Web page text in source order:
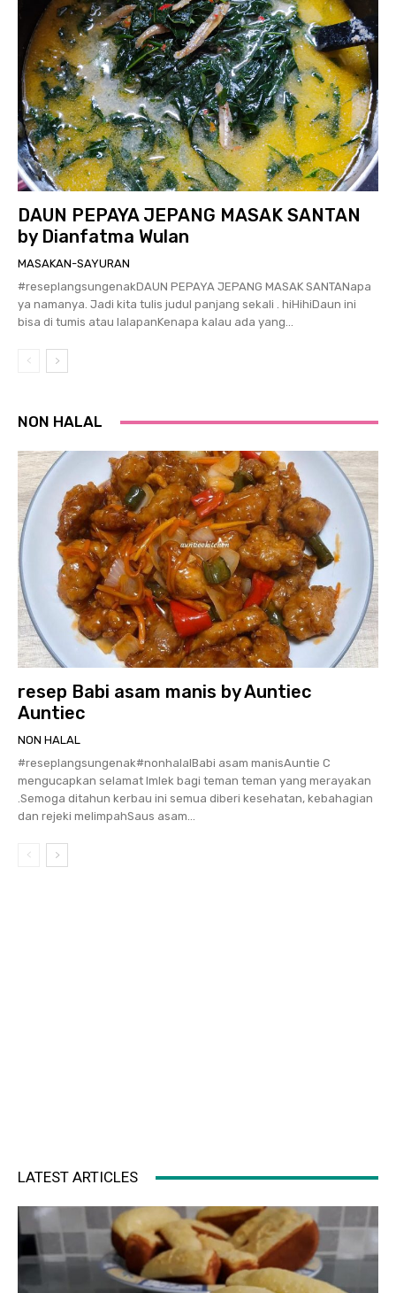
DAUN PEPAYA JEPANG MASAK SANTAN
by Dianfatma Wulan
MASAKAN-SAYURAN
#reseplangsungenakDAUN PEPAYA JEPANG MASAK SANTANapa
ya namanya. Jadi kita tulis judul panjang sekali . hiHihiDaun ini
bisa di tumis atau lalapanKenapa kalau ada yang...
NON HALAL
resep Babi asam manis by Auntiec
Auntiec
NON HALAL
#reseplangsungenak#nonhalalBabi asam manisAuntie C
mengucapkan selamat Imlek bagi teman teman yang merayakan
.Semoga ditahun kerbau ini semua diberi kesehatan, kebahagian
dan rejeki melimpahSaus asam...
LATEST ARTICLES